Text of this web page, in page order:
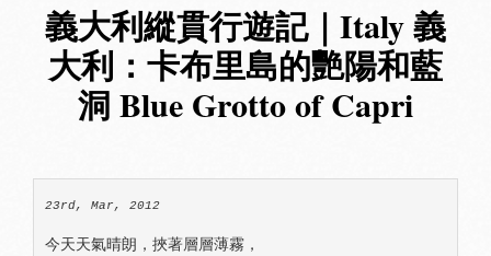
義大利縱貫行遊記｜Italy 義
大利：卡布里島的艷陽和藍
洞 Blue Grotto of Capri
23rd, Mar, 2012
今天天氣晴朗，挾著層層薄霧，